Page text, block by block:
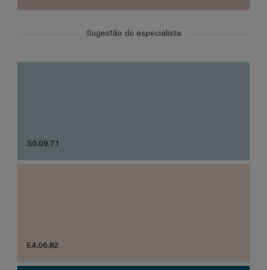
Sugestão do especialista
S0.09.71
E4.06.82